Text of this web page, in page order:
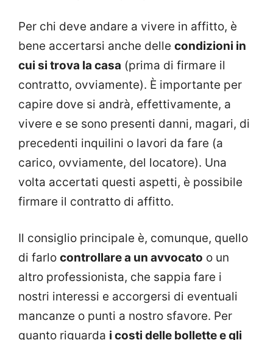
Per chi deve andare a vivere in affitto, è
bene accertarsi anche delle condizioni in
cui si trova la casa (prima di firmare il
contratto, ovviamente). È importante per
capire dove si andrà, effettivamente, a
vivere e se sono presenti danni, magari, di
precedenti inquilini o lavori da fare (a
carico, ovviamente, del locatore). Una
volta accertati questi aspetti, è possibile
firmare il contratto di affitto.
Il consiglio principale è, comunque, quello
di farlo controllare a un avvocato o un
altro professionista, che sappia fare i
nostri interessi e accorgersi di eventuali
mancanze o punti a nostro sfavore. Per
quanto riguarda i costi delle bollette e gli